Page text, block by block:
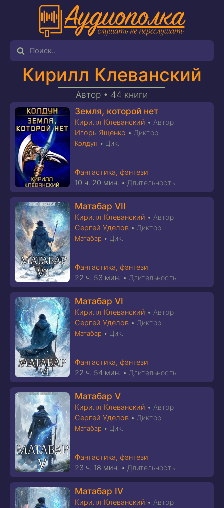
Кирилл Клеванский
Автор • 44 книги
Земля, которой нет
Кирилл Клеванский • Автор
Игорь Ященко • Диктор
Колдун • Цикл
Фантастика, фэнтези
10 ч. 20 мин. • Длительность
Матабар VII
Кирилл Клеванский • Автор
Сергей Уделов • Диктор
Матабар • Цикл
Фантастика, фэнтези
22 ч. 53 мин. • Длительность
Матабар VI
Кирилл Клеванский • Автор
Сергей Уделов • Диктор
Матабар • Цикл
Фантастика, фэнтези
22 ч. 54 мин. • Длительность
Матабар V
Кирилл Клеванский • Автор
Сергей Уделов • Диктор
Матабар • Цикл
Фантастика, фэнтези
23 ч. 18 мин. • Длительность
Матабар IV
Кирилл Клеванский • Автор